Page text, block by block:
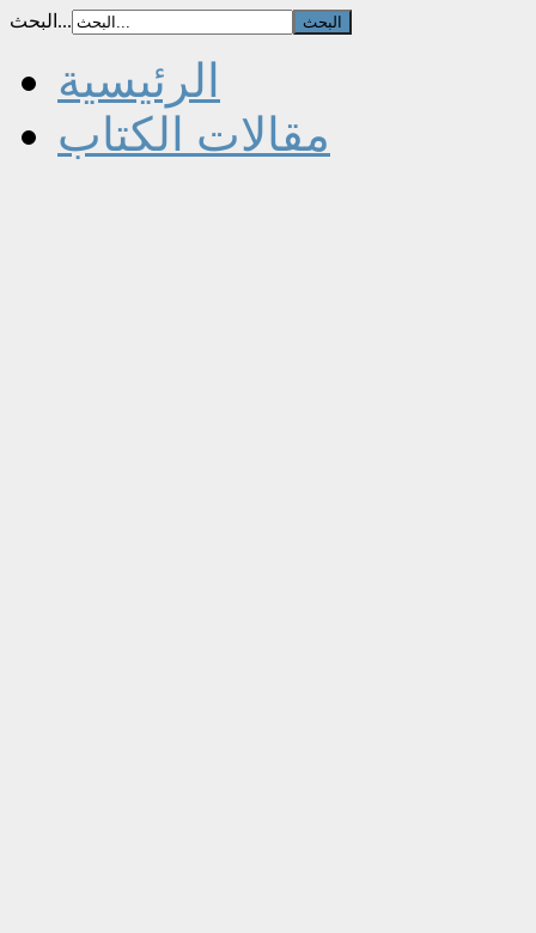
البحث...
الرئيسية
مقالات الكتاب